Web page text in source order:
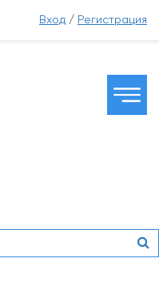
Вход / Регистрация